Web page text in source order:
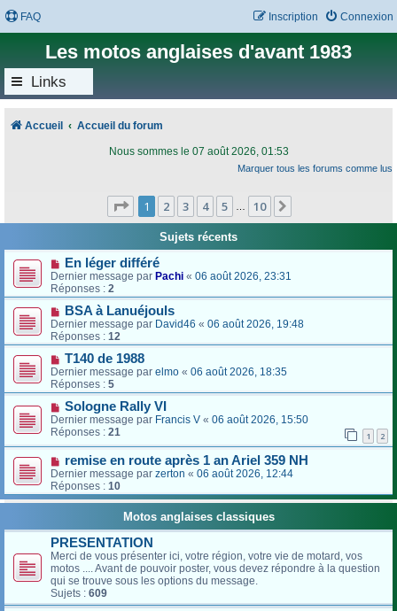
FAQ Connexion
Inscription
Les motos anglaises d'avant 1983
Links
Accueil Accueil du forum
Nous sommes le 07 août 2026, 01:53
Marquer tous les forums comme lus
Page 1sur
1 2 3 4 5 10
Sujets récents
En léger différé
Dernier message par Pachi « 06 août 2026, 23:31
Réponses : 2
BSA à Lanuéjouls
Dernier message par David46 « 06 août 2026, 19:48
Réponses : 12
T140 de 1988
Dernier message par elmo « 06 août 2026, 18:35
Réponses : 5
Sologne Rally VI
Dernier message par Francis V « 06 août 2026, 15:50
Réponses : 21 1 2
remise en route après 1 an Ariel 359 NH
Dernier message par zerton « 06 août 2026, 12:44
Réponses : 10
Motos anglaises classiques
PRESENTATION
Merci de vous présenter ici, votre région, votre vie de motard, vos
motos .... Avant de pouvoir poster, vous devez répondre à la question
qui se trouve sous les options du message.
Sujets : 609